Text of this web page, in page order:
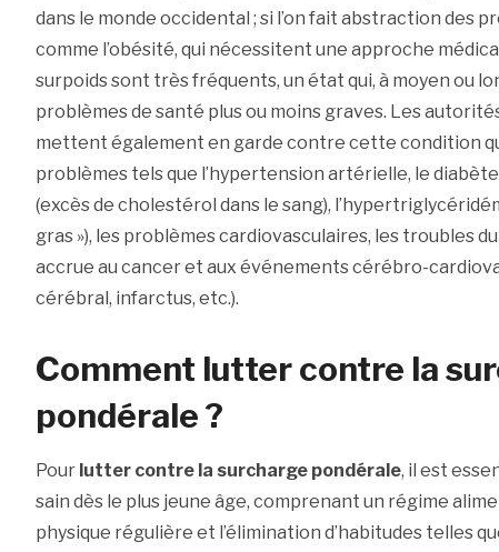
dans le monde occidental ; si l’on fait abstraction des
comme l’obésité, qui nécessitent une approche
surpoids sont très fréquents, un état qui, à moyen ou
problèmes de santé plus ou moins graves. Les
mettent également en garde contre cette condition
problèmes tels que l’hypertension artérielle, le
(excès de cholestérol dans le sang),
gras »), les problèmes cardiovasculaires, les troubles
accrue au cancer et aux événements cérébro-
cérébral, infarctus, etc.).
Comment lutter contre la
pondérale ?
Pour lutter contre la surcharge pondérale, il est
sain dès le plus jeune âge, comprenant un régime
physique régulière et l’élimination d’habitudes telles